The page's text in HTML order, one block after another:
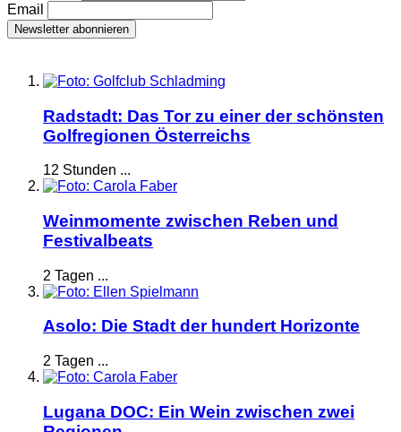
Email
Radstadt: Das Tor zu einer der schönsten
Golfregionen Österreichs
12 Stunden ...
Weinmomente zwischen Reben und
Festivalbeats
2 Tagen ...
Asolo: Die Stadt der hundert Horizonte
2 Tagen ...
Lugana DOC: Ein Wein zwischen zwei